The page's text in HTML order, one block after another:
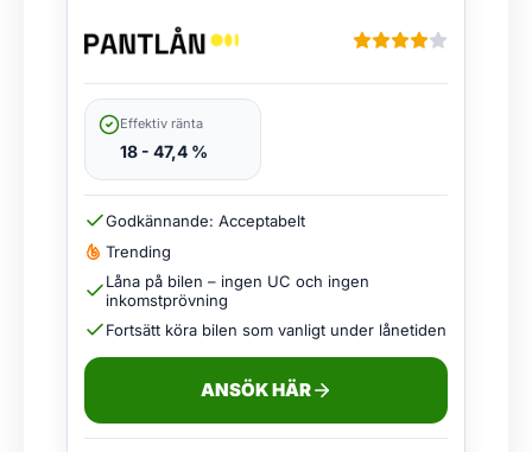
Effektiv ränta
18 - 47,4 %
Godkännande: Acceptabelt
Trending
Låna på bilen – ingen UC och ingen
inkomstprövning
Fortsätt köra bilen som vanligt under lånetiden
ANSÖK HÄR